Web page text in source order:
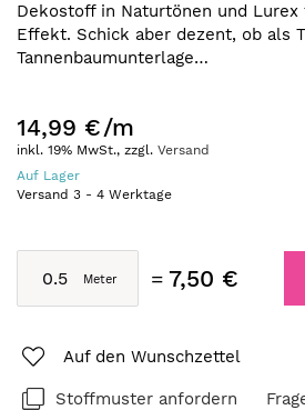
Dekostoff in Naturtönen und Lurex
Effekt. Schick aber dezent, ob als
Tannenbaumunterlage…
14,99 €/m
inkl. 19% MwSt., zzgl. Versand
Auf Lager
Versand 3 - 4 Werktage
7,50 €
Auf den Wunschzettel
Stoffmuster anfordern